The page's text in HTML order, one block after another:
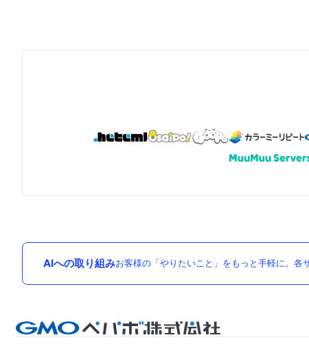
AIへの取り組みお客様の「やりたいこと」をもっと手軽に。各